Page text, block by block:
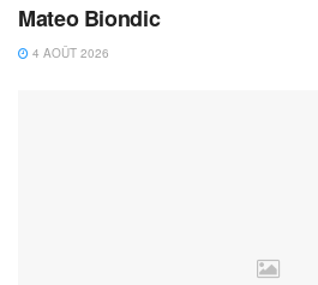
Mateo Biondic
4 AOÛT 2026